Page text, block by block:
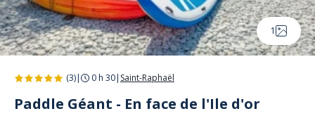
1
(3)| 0 h 30| Saint-Raphaël
Paddle Géant - En face de l'Ile d'or